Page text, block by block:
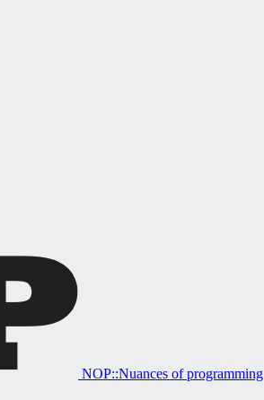
NOP::Nuances of programming